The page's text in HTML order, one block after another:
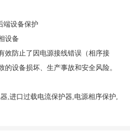
端设备保护
设备
效防止了因电源接线错误（相序接
的设备损坏、生产事故和安全风险。
,进口过载电流保护器,电源相序保护,